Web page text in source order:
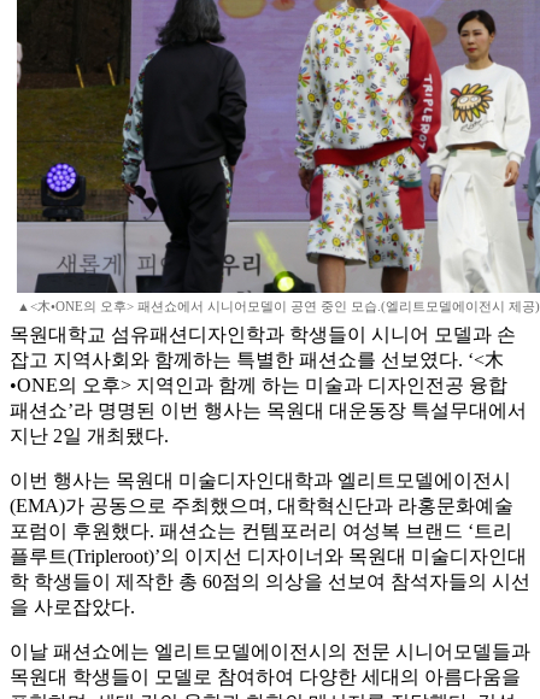
▲<木•ONE의 오후> 패션쇼에서 시니어모델이 공연 중인 모습.(엘리트모델에이전시 제공)
목원대학교 섬유패션디자인학과 학생들이 시니어 모델과 손
잡고 지역사회와 함께하는 특별한 패션쇼를 선보였다. ‘<木
•ONE의 오후> 지역인과 함께 하는 미술과 디자인전공 융합
패션쇼’라 명명된 이번 행사는 목원대 대운동장 특설무대에서
지난 2일 개최됐다.
이번 행사는 목원대 미술디자인대학과 엘리트모델에이전시
(EMA)가 공동으로 주최했으며, 대학혁신단과 라홍문화예술
포럼이 후원했다. 패션쇼는 컨템포러리 여성복 브랜드 ‘트리
플루트(Tripleroot)’의 이지선 디자이너와 목원대 미술디자인대
학 학생들이 제작한 총 60점의 의상을 선보여 참석자들의 시선
을 사로잡았다.
이날 패션쇼에는 엘리트모델에이전시의 전문 시니어모델들과
목원대 학생들이 모델로 참여하여 다양한 세대의 아름다움을